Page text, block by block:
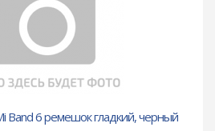
Band 6 ремешок гладкий, черный